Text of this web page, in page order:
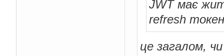
JWT має
refresh
це загалом,